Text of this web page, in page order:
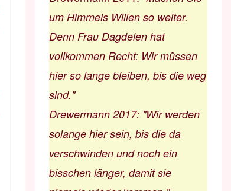
um Himmels Willen so weiter.
Denn Frau Dagdelen hat
vollkommen Recht: Wir müssen
hier so lange bleiben, bis die weg
sind."
Drewermann 2017: "Wir werden
solange hier sein, bis die da
verschwinden und noch ein
bisschen länger, damit sie